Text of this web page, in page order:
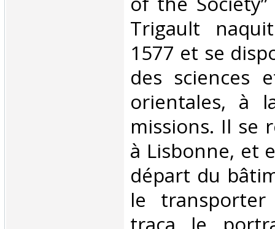
Trigault
1577 et se
des sciences
orientales, à
missions. Il se
à Lisbonne, et
départ du
le